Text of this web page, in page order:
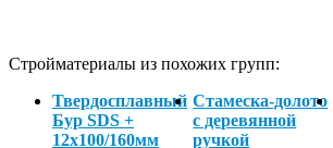
Стройматериалы из похожих групп:
Твердосплавный
Бур SDS +
12х100/160мм
Стамеска-долото
с деревянной
ручкой